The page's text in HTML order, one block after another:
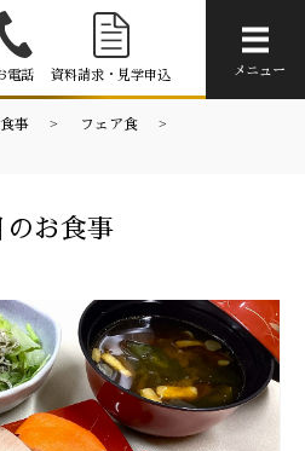
電話 資料請求・見学申込 メニュー
事
フェア食
のお食事